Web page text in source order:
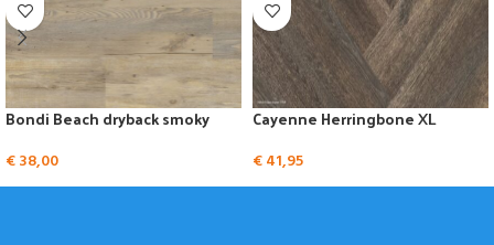
Bondi Beach dryback smoky
€38,00
Cayenne Herringbone XL
€41,95